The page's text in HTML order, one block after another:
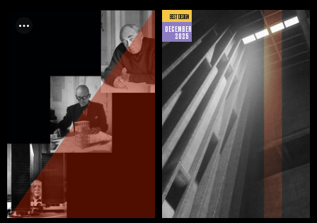
BEST DESIGN
DECEMBER
2025